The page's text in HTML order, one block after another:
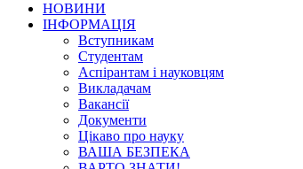
НОВИНИ
ІНФОРМАЦІЯ
Вступникам
Студентам
Аспірантам і науковцям
Викладачам
Вакансії
Документи
Цікаво про науку
ВАША БЕЗПЕКА